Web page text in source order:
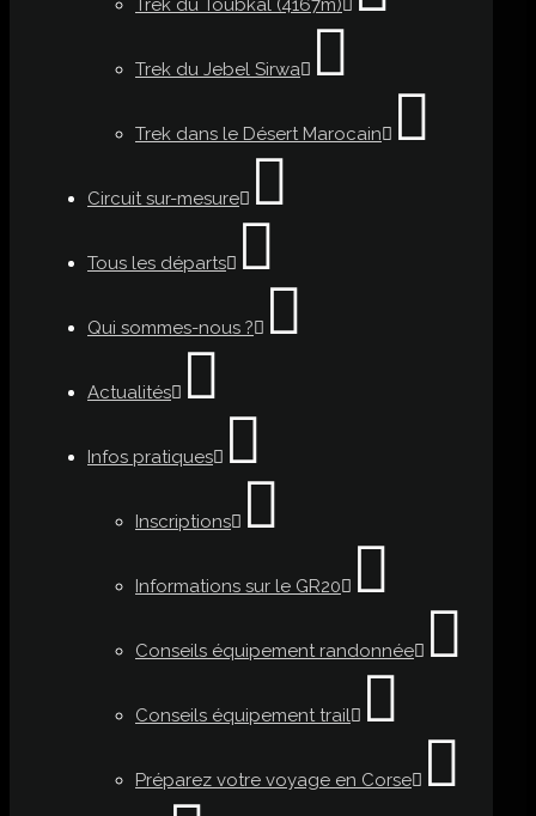
Trek du Toubkal (4167m)
Trek du Jebel Sirwa
Trek dans le Désert Marocain
Circuit sur-mesure
Tous les départs
Qui sommes-nous ?
Actualités
Infos pratiques
Inscriptions
Informations sur le GR20
Conseils équipement randonnée
Conseils équipement trail
Préparez votre voyage en Corse